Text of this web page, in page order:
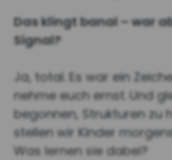
Das klingt banal – war
Signal?
Ja, total. Es war ein
nehme euch ernst. Und
begonnen, Strukturen zu
stellen wir Kinder
Was lernen sie dabei?